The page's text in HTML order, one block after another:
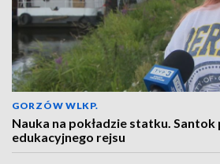
GORZÓW WLKP.
Nauka na pokładzie statku.
edukacyjnego rejsu